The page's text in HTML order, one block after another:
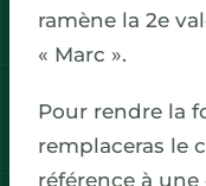
ramène la 2e
« Marc ».
Pour rendre la
remplaceras le
référence à une